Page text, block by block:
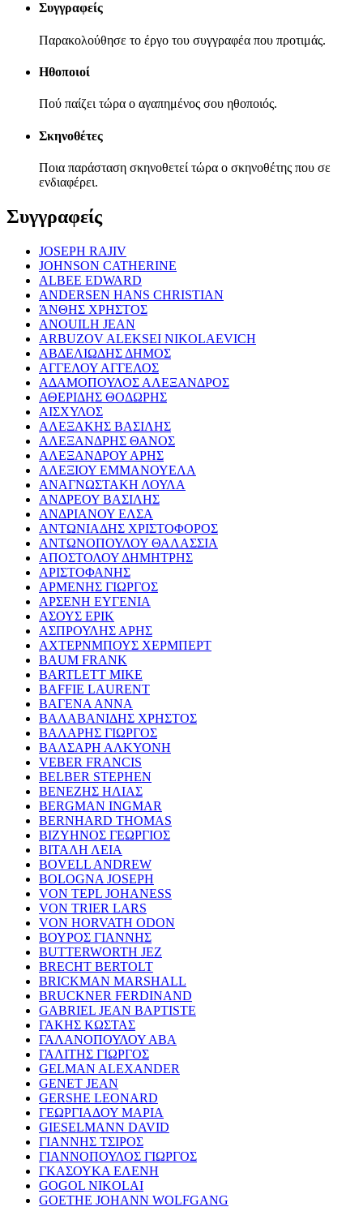
Συγγραφείς
Παρακολούθησε το έργο του συγγραφέα που προτιμάς.
Ηθοποιοί
Πού παίζει τώρα ο αγαπημένος σου ηθοποιός.
Σκηνοθέτες
Ποια παράσταση σκηνοθετεί τώρα ο σκηνοθέτης που σε
ενδιαφέρει.
Συγγραφείς
JOSEPH RAJIV
JOHNSON CATHERINE
ALBEE EDWARD
ANDERSEN HANS CHRISTIAN
ΆΝΘΗΣ ΧΡΗΣΤΟΣ
ANOUILH JEAN
ARBUZOV ALEKSEI NIKOLAEVICH
ΑΒΔΕΛΙΩΔΗΣ ΔΗΜΟΣ
ΑΓΓΕΛΟΥ ΑΓΓΕΛΟΣ
ΑΔΑΜΟΠΟΥΛΟΣ ΑΛΕΞΑΝΔΡΟΣ
ΑΘΕΡΙΔΗΣ ΘΟΔΩΡΗΣ
ΑΙΣΧΥΛΟΣ
ΑΛΕΞΑΚΗΣ ΒΑΣΙΛΗΣ
ΑΛΕΞΑΝΔΡΗΣ ΘΑΝΟΣ
ΑΛΕΞΑΝΔΡΟΥ ΑΡΗΣ
ΑΛΕΞΙΟΥ ΕΜΜΑΝΟΥΕΛΑ
ΑΝΑΓΝΩΣΤΑΚΗ ΛΟΥΛΑ
ΑΝΔΡΕΟΥ ΒΑΣΙΛΗΣ
ΑΝΔΡΙΑΝΟΥ ΕΛΣΑ
ΑΝΤΩΝΙΑΔΗΣ ΧΡΙΣΤΟΦΟΡΟΣ
ΑΝΤΩΝΟΠΟΥΛΟΥ ΘΑΛΑΣΣΙΑ
ΑΠΟΣΤΟΛΟΥ ΔΗΜΗΤΡΗΣ
ΑΡΙΣΤΟΦΑΝΗΣ
ΑΡΜΕΝΗΣ ΓΙΩΡΓΟΣ
ΑΡΣΕΝΗ ΕΥΓΕΝΙΑ
ΑΣΟΥΣ ΕΡΙΚ
ΑΣΠΡΟΥΛΗΣ ΑΡΗΣ
ΑΧΤΕΡΝΜΠΟΥΣ ΧΕΡΜΠΕΡΤ
BAUM FRANK
BARTLETT MIKE
BAFFIE LAURENT
ΒΑΓΕΝΑ ΑΝΝΑ
ΒΑΛΑΒΑΝΙΔΗΣ ΧΡΗΣΤΟΣ
ΒΑΛΑΡΗΣ ΓΙΩΡΓΟΣ
ΒΑΛΣΑΡΗ ΑΛΚΥΟΝΗ
VEBER FRANCIS
BELBER STEPHEN
ΒΕΝΕΖΗΣ ΗΛΙΑΣ
BERGMAN INGMAR
BERNHARD THOMAS
ΒΙΖΥΗΝΟΣ ΓΕΩΡΓΙΟΣ
ΒΙΤΑΛΗ ΛΕΙΑ
BOVELL ANDREW
BOLOGNA JOSEPH
VON TEPL JOHANESS
VON TRIER LARS
VON HORVATH ODON
ΒΟΥΡΟΣ ΓΙΑΝΝΗΣ
BUTTERWORTH JEZ
BRECHT BERTOLT
BRICKMAN MARSHALL
BRUCKNER FERDINAND
GABRIEL JEAN BAPTISTE
ΓΑΚΗΣ ΚΩΣΤΑΣ
ΓΑΛΑΝΟΠΟΥΛΟΥ ΑΒΑ
ΓΑΛΙΤΗΣ ΓΙΩΡΓΟΣ
GELMAN ALEXANDER
GENET JEAN
GERSHE LEONARD
ΓΕΩΡΓΙΑΔΟΥ ΜΑΡΙΑ
GIESELMANN DAVID
ΓΙΑΝΝΗΣ ΤΣΙΡΟΣ
ΓΙΑΝΝΟΠΟΥΛΟΣ ΓΙΩΡΓΟΣ
ΓΚΑΣΟΥΚΑ ΕΛΕΝΗ
GOGOL NIKOLAI
GOETHE JOHANN WOLFGANG